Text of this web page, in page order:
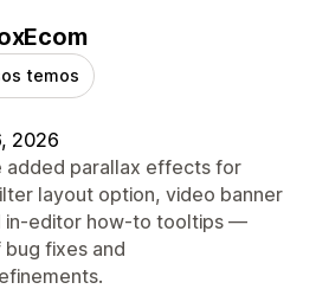
temos
2026
added parallax effects for
layout option, video banner
in-editor how-to tooltips —
fixes and